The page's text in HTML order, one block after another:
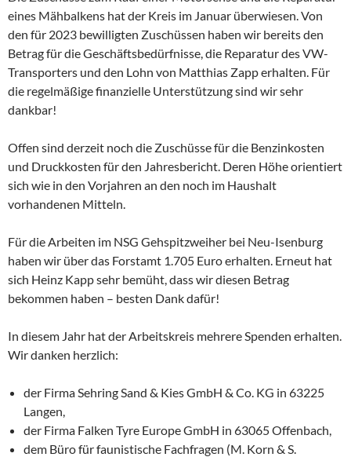
eines Mähbalkens hat der Kreis im Januar überwiesen. Von
den für 2023 bewilligten Zuschüssen haben wir bereits den
Betrag für die Geschäftsbedürfnisse, die Reparatur des VW-
Transporters und den Lohn von Matthias Zapp erhalten. Für
die regelmäßige finanzielle Unterstützung sind wir sehr
dankbar!
Offen sind derzeit noch die Zuschüsse für die Benzinkosten
und Druckkosten für den Jahresbericht. Deren Höhe orientiert
sich wie in den Vorjahren an den noch im Haushalt
vorhandenen Mitteln.
Für die Arbeiten im NSG Gehspitzweiher bei Neu-Isenburg
haben wir über das Forstamt 1.705 Euro erhalten. Erneut hat
sich Heinz Kapp sehr bemüht, dass wir diesen Betrag
bekommen haben – besten Dank dafür!
In diesem Jahr hat der Arbeitskreis mehrere Spenden erhalten.
Wir danken herzlich:
der Firma Sehring Sand & Kies GmbH & Co. KG in 63225
Langen,
der Firma Falken Tyre Europe GmbH in 63065 Offenbach,
dem Büro für faunistische Fachfragen (M. Korn & S.